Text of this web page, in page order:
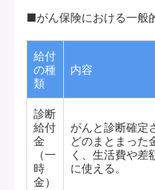
■がん保険における一
給付
の種
類
内容
診断
給付
金
（一
時
金）
がんと診断確定
どのまとまった
く、生活費や差
に使える。